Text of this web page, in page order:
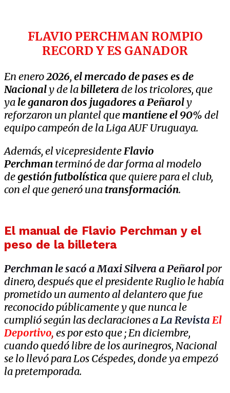
FLAVIO PERCHMAN ROMPIO
RECORD Y ES GANADOR
En enero2026, el mercado de pases es de
Nacionaly de labilletera de los tricolores, que
ya le ganaron dos jugadores a Peñaroly
reforzaron un plantel que mantiene el 90% del
equipo campeón de la Liga AUF Uruguaya.
Además, el vicepresidenteFlavio
Perchman terminó de dar forma al modelo
degestión futbolística que quiere para el club,
con el que generó una transformación.
El manual de Flavio Perchman y el
peso de la billetera
Perchman le sacó a Maxi Silvera a Peñarol por
dinero, después que el presidente Ruglio le había
prometido un aumento al delantero que fue
reconocido públicamente y que nunca le
cumplió según las declaraciones a La Revista El
Deportivo, es por esto que ; En diciembre,
cuando quedó libre de los aurinegros, Nacional
se lo llevó para Los Céspedes, donde ya empezó
la pretemporada.